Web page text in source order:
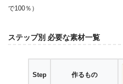
で100％）
ステップ別 必要な素材一覧
Step 作るもの